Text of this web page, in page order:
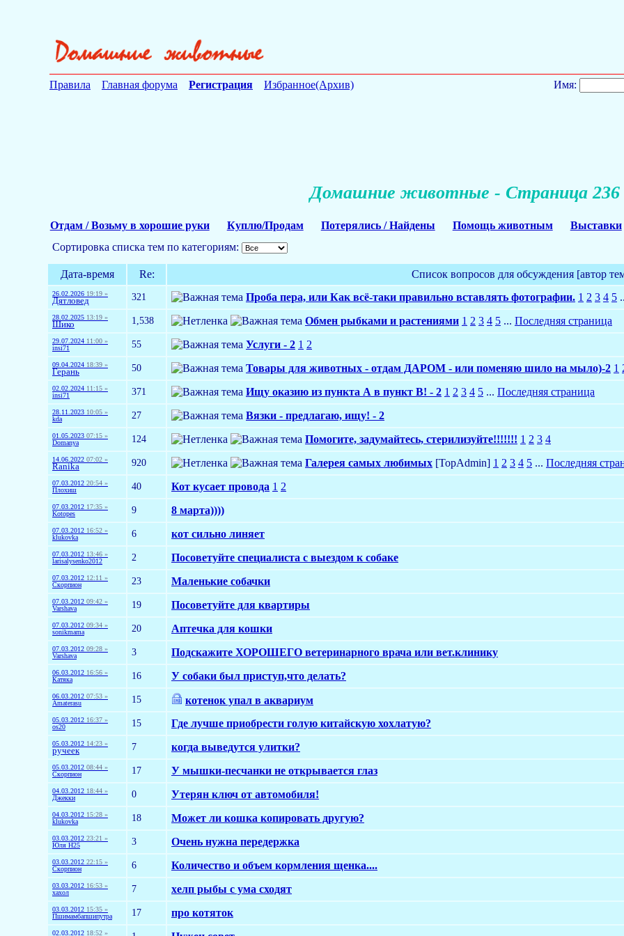
Правила Главная форума Регистрация Избранное(Архив) Имя:
Домашние животные - Страница 236
Отдам / Возьму в хорошие руки Куплю/Продам Потерялись / Найдены Помощь животным
Выставки
Сортировка списка тем по категориям:
Дата-время Re: Список вопросов для обсуждения [автор
26.02.2026 19:19 »
Дятловед 321 Проба пера, или Как всё-таки правильно вставлять фотографии. 1 2 3 4 5
28.02.2025 13:19 »
Шико 1,538 Обмен рыбками и растениями 1 2 3 4 5 ... Последняя страница
29.07.2024 11:00 »
insi71
55 Услуги - 2 1 2
09.04.2024 18:39 »
Герань 50 Товары для животных - отдам ДАРОМ - или поменяю шило на мыло)-2 1
02.02.2024 11:15 »
insi71
371 Ищу оказию из пункта А в пункт В! - 2 1 2 3 4 5 ... Последняя страница
28.11.2023 10:05 »
kda
27 Вязки - предлагаю, ищу! - 2
01.05.2023 07:15 »
Domanya
124 Помогите, задумайтесь, стерилизуйте!!!!!!! 1 2 3 4
14.06.2022 07:02 »
Ranika 920 Галерея самых любимых [TopAdmin] 1 2 3 4 5 ... Последняя
07.03.2012 20:54 »
Плохиш
40 Кот кусает провода 1 2
07.03.2012 17:35 »
Kotopes
9 8 марта))))
07.03.2012 16:52 »
klukovka
6 кот сильно линяет
07.03.2012 13:46 »
larisalysenko2012
2 Посоветуйте специалиста с выездом к собаке
07.03.2012 12:11 »
Скорпион
23 Маленькие собачки
07.03.2012 09:42 »
Varshava
19 Посоветуйте для квартиры
07.03.2012 09:34 »
sonikmama
20 Аптечка для кошки
07.03.2012 09:28 »
Varshava
3 Подскажите ХОРОШЕГО ветеринарного врача или вет.клинику
06.03.2012 16:56 »
Катяка
16 У собаки был приступ,что делать?
06.03.2012 07:53 »
Amaterasu
15 котенок упал в аквариум
05.03.2012 16:37 »
os20
15 Где лучше приобрести голую китайскую хохлатую?
05.03.2012 14:23 »
ручеек 7 когда выведутся улитки?
05.03.2012 08:44 »
Скорпион
17 У мышки-песчанки не открывается глаз
04.03.2012 18:44 »
Джекки
0 Утерян ключ от автомобиля!
04.03.2012 15:28 »
klukovka
18 Может ли кошка копировать другую?
03.03.2012 23:21 »
Юля Н25
3 Очень нужна передержка
03.03.2012 22:15 »
Скорпион
6 Количество и объем кормления щенка....
03.03.2012 16:53 »
хахол
7 хелп рыбы с ума сходят
03.03.2012 15:35 »
Пшимамбапшипутра
17 про котяток
02.03.2012 18:52 »